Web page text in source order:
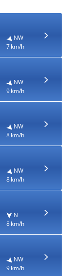
NW
7 km/h
NW
9 km/h
NW
8 km/h
NW
8 km/h
N
8 km/h
NW
9 km/h